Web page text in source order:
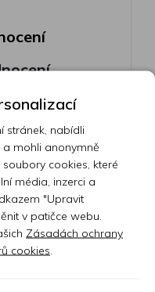
stránek, nabídli
mohli anonymně
cookies, které
média, inzerci a
"Upravit
v patičce webu.
Zásadách ochrany
cookies